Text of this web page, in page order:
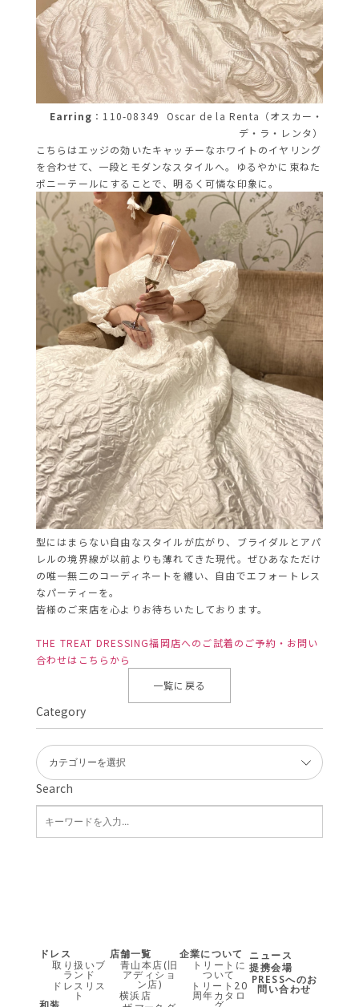
Earring ：110-08349 Oscar de la Renta（オスカー・
デ・ラ・レンタ）
こちらはエッジの効いたキャッチーなホワイトのイヤリング
を合わせて、一段とモダンなスタイルへ。ゆるやかに束ねた
ポニーテールにすることで、明るく可憐な印象に。
型にはまらない自由なスタイルが広がり、ブライダルとアパ
レルの境界線が以前よりも薄れてきた現代。ぜひあなただけ
の唯一無二のコーディネートを纏い、自由でエフォートレス
なパーティーを。
皆様のご来店を心よりお待ちいたしております。
THE TREAT DRESSING福岡店へのご試着のご予約・お問い
合わせはこちらから
一覧に戻る
Search
Category
ドレス
取り扱いブ
ランド
ドレスリス
ト
店舗一覧
青山本店(旧
アディショ
ン店)
横浜店
企業について
トリートに
ついて
トリート20
周年カタロ
ニュース
提携会場
PRESSへのお
問い合わせ